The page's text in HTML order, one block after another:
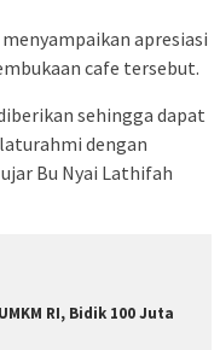
apresiasi
cafe tersebut.
sehingga dapat
dengan
Bu Nyai Lathifah
RI, Bidik 100 Juta